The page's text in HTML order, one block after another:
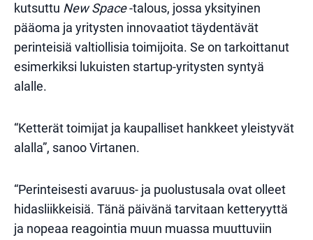
kutsuttu New Space-talous, jossa yksityinen
pääoma ja yritysten innovaatiot täydentävät
perinteisiä valtiollisia toimijoita. Se on tarkoittanut
esimerkiksi lukuisten startup-yritysten syntyä
alalle.
“Ketterät toimijat ja kaupalliset hankkeet yleistyvät
alalla”, sanoo Virtanen.
“Perinteisesti avaruus- ja puolustusala ovat olleet
hidasliikkeisiä. Tänä päivänä tarvitaan ketteryyttä
ja nopeaa reagointia muun muassa muuttuviin